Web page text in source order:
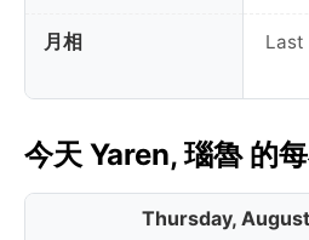
月相
今天 Yaren, 瑙魯 的
Thursday,